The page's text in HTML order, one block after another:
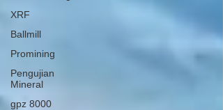
XRF
Ballmill
Promining
Pengujian
Mineral
gpz 8000